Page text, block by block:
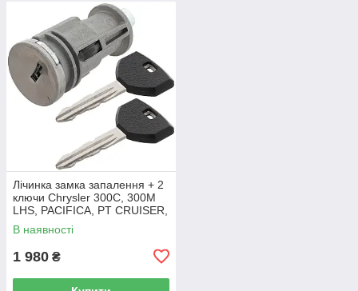
Лічинка замка запалення + 2
ключи Chrysler 300C, 300M
LHS, PACIFICA, PT CRUISER,
SEBRING 5003843AB
В наявності
1 980 ₴